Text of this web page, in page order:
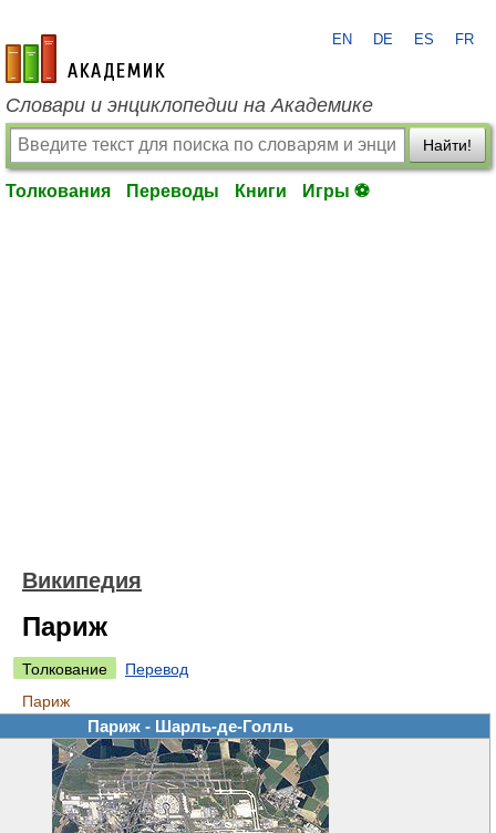
academic.ru
EN DE ES FR
Словари и энциклопедии на Академике
Найти!
Толкования Переводы Книги Игры ⚽
Википедия
Париж
Толкование
Перевод
Париж
Париж - Шарль-де-Голль